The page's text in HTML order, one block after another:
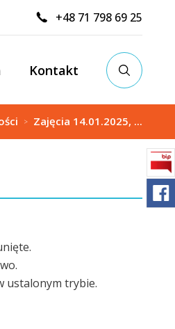
+48 71 798 69 25
Kontakt
> Zajęcia 14.01.2025, ...
ustalonym trybie.